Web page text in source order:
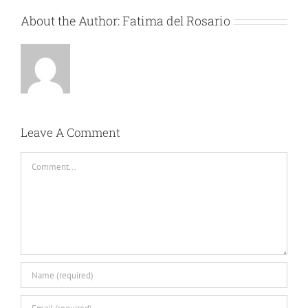
About the Author:Fatima del Rosario
Leave A Comment